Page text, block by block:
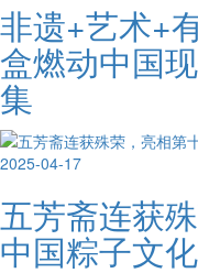
非遗+艺术+
盒燃动中国
集
2025-04-17
五芳斋连获
中国粽子文